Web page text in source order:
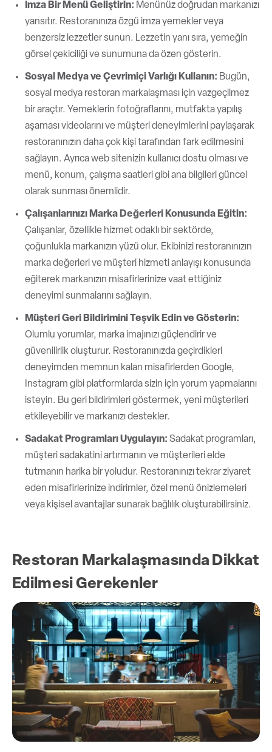
İmza Bir Menü Geliştirin: Menünüz doğrudan markanızı
yansıtır. Restoranınıza özgü imza yemekler veya
benzersiz lezzetler sunun. Lezzetin yanı sıra, yemeğin
görsel çekiciliği ve sunumuna da özen gösterin.
Sosyal Medya ve Çevrimiçi Varlığı Kullanın: Bugün,
sosyal medya restoran markalaşması için vazgeçilmez
bir araçtır. Yemeklerin fotoğraflarını, mutfakta yapılış
aşaması videolarını ve müşteri deneyimlerini paylaşarak
restoranınızın daha çok kişi tarafından fark edilmesini
sağlayın. Ayrıca web sitenizin kullanıcı dostu olması ve
menü, konum, çalışma saatleri gibi ana bilgileri güncel
olarak sunması önemlidir.
Çalışanlarınızı Marka Değerleri Konusunda Eğitin:
Çalışanlar, özellikle hizmet odaklı bir sektörde,
çoğunlukla markanızın yüzü olur. Ekibinizi restoranınızın
marka değerleri ve müşteri hizmeti anlayışı konusunda
eğiterek markanızın misafirlerinize vaat ettiğiniz
deneyimi sunmalarını sağlayın.
Müşteri Geri Bildirimini Teşvik Edin ve Gösterin:
Olumlu yorumlar, marka imajınızı güçlendirir ve
güvenilirlik oluşturur. Restoranınızda geçirdikleri
deneyimden memnun kalan misafirlerden Google,
Instagram gibi platformlarda sizin için yorum yapmalarını
isteyin. Bu geri bildirimleri göstermek, yeni müşterileri
etkileyebilir ve markanızı destekler.
Sadakat Programları Uygulayın: Sadakat programları,
müşteri sadakatini artırmanın ve müşterileri elde
tutmanın harika bir yoludur. Restoranınızı tekrar ziyaret
eden misafirlerinize indirimler, özel menü önizlemeleri
veya kişisel avantajlar sunarak bağlılık oluşturabilirsiniz.
Restoran Markalaşmasında Dikkat
Edilmesi Gerekenler